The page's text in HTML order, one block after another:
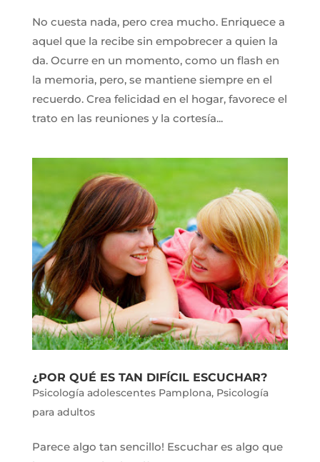
No cuesta nada, pero crea mucho. Enriquece a
aquel que la recibe sin empobrecer a quien la
da. Ocurre en un momento, como un flash en
la memoria, pero, se mantiene siempre en el
recuerdo. Crea felicidad en el hogar, favorece el
trato en las reuniones y la cortesía...
¿POR QUÉ ES TAN DIFÍCIL ESCUCHAR?
Psicología adolescentes Pamplona, Psicología
para adultos
Parece algo tan sencillo! Escuchar es algo que